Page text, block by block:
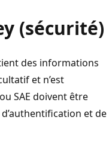
(sécurité)
des informations
et n’est
SAE doivent être
et de